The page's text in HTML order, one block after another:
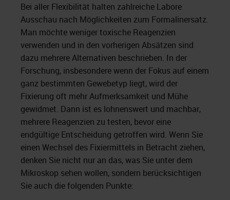
Bei aller Flexibilität halten zahlreiche Labore
Ausschau nach Möglichkeiten zum Formalinersatz.
Man möchte weniger toxische Reagenzien
verwenden und in den vorherigen Absätzen sind
dazu mehrere Alternativen beschrieben. In der
Forschung, insbesondere wenn der Fokus auf einem
ganz bestimmten Gewebetyp liegt, wird der
Fixierung oft mehr Aufmerksamkeit und Mühe
gewidmet. Dann ist es lohnenswert und machbar,
mehrere Reagenzien zu testen, bevor eine
endgültige Entscheidung getroffen wird. Wenn Sie
einen Wechsel des Fixiermittels in Betracht ziehen,
denken Sie nicht nur an das, was Sie unter dem
Mikroskop sehen wollen, sondern berücksichtigen
Sie auch die folgenden Punkte: